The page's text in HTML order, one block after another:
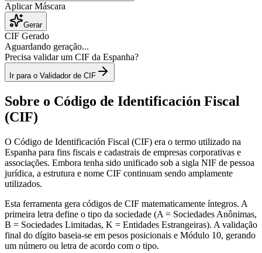
Aplicar Máscara
Gerar
CIF Gerado
Aguardando geração...
Precisa validar um CIF da Espanha?
Ir para o Validador de CIF
Sobre o Código de Identificación Fiscal
(CIF)
O Código de Identificación Fiscal (CIF) era o termo utilizado na
Espanha para fins fiscais e cadastrais de empresas corporativas e
associações. Embora tenha sido unificado sob a sigla NIF de pessoa
jurídica, a estrutura e nome CIF continuam sendo amplamente
utilizados.
Esta ferramenta gera códigos de CIF matematicamente íntegros. A
primeira letra define o tipo da sociedade (A = Sociedades Anônimas,
B = Sociedades Limitadas, K = Entidades Estrangeiras). A validação
final do dígito baseia-se em pesos posicionais e Módulo 10, gerando
um número ou letra de acordo com o tipo.